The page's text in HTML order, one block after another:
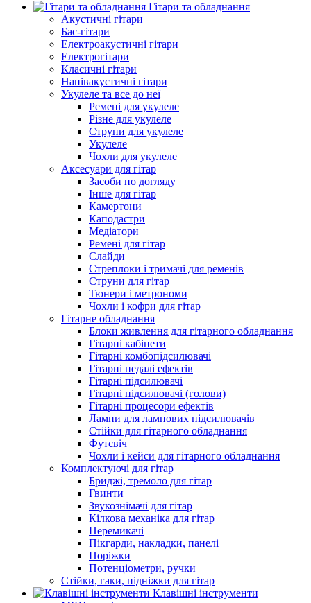
Гітари та обладнання
Акустичні гітари
Бас-гітари
Електроакустичні гітари
Електрогітари
Класичні гітари
Напівакустичні гітари
Укулеле та все до неї
Ремені для укулеле
Різне для укулеле
Струни для укулеле
Укулеле
Чохли для укулеле
Аксесуари для гітар
Засоби по догляду
Інше для гітар
Камертони
Каподастри
Медіатори
Ремені для гітар
Слайди
Стреплоки і тримачі для ременів
Струни для гітар
Тюнери і метрономи
Чохли і кофри для гітар
Гітарне обладнання
Блоки живлення для гітарного обладнання
Гітарні кабінети
Гітарні комбопідсилювачі
Гітарні педалі ефектів
Гітарні підсилювачі
Гітарні підсилювачі (голови)
Гітарні процесори ефектів
Лампи для лампових підсилювачів
Стійки для гітарного обладнання
Футсвіч
Чохли і кейси для гітарного обладнання
Комплектуючі для гітар
Бриджі, тремоло для гітар
Гвинти
Звукознімачі для гітар
Кілкова механіка для гітар
Перемикачі
Пікгарди, накладки, панелі
Поріжки
Потенціометри, ручки
Стійки, гаки, підніжки для гітар
Клавішні інструменти